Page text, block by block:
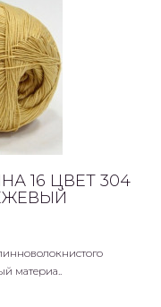
16 ЦВЕТ 304
материа..